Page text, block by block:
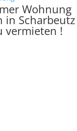
Wohnung
in Scharbeutz
vermieten !